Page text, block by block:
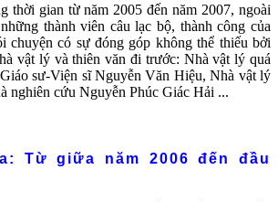
thời gian từ năm 2005 đến năm 2007, ngoài
thành viên câu lạc bộ, thành công của
chuyện có sự đóng góp không thể thiếu bởi
vật lý và thiên văn đi trước: Nhà vật lý quá
sư-Viện sĩ Nguyễn Văn Hiệu, Nhà vật lý
nghiên cứu Nguyễn Phúc Giác Hải ...
Từ giữa năm 2006 đến đầu